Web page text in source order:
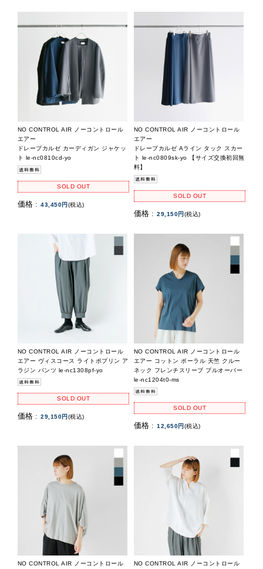
NO CONTROL AIR ノーコントロール
エアー
ドレープカルゼ カーディガン ジャケッ
ト le-nc0810cd-yo
SOLD OUT
価格 : 43,450円(税込)
NO CONTROL AIR ノーコントロール
エアー
ドレープカルゼ Aライン タック スカー
ト le-nc0809sk-yo 【サイズ交換初回無
料】
SOLD OUT
価格 : 29,150円(税込)
NO CONTROL AIR ノーコントロール
エアー ヴィスコース ライトポプリン ア
ラジン パンツ le-nc1308pf-yo
SOLD OUT
価格 : 29,150円 (税込)
NO CONTROL AIR ノーコントロール
エアー コットン ポーラル 天竺 クルー
ネック フレンチスリーブ プルオーバー
le-nc1204t0-ms
SOLD OUT
価格 : 12,650円 (税込)
NO CONTROL AIR ノーコントロール
NO CONTROL AIR ノーコントロール